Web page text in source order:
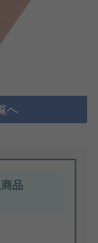
へ
品